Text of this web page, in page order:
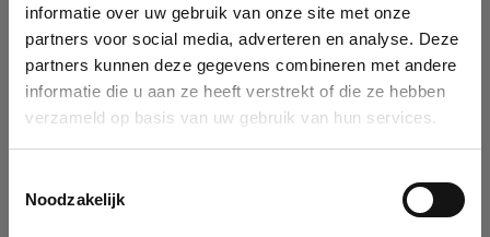
informatie over uw gebruik van onze site met onze
partners voor social media, adverteren en analyse. Deze
partners kunnen deze gegevens combineren met andere
informatie die u aan ze heeft verstrekt of die ze hebben
verzameld op basis van uw gebruik van hun services.
Noodzakelijk
Please fill in your company details
You can search a company in our database by name, VAT or
enterprise ID. When a company is selected it will auto-complete the
form. If you don't find your company in our database, you can create
See details
Ok